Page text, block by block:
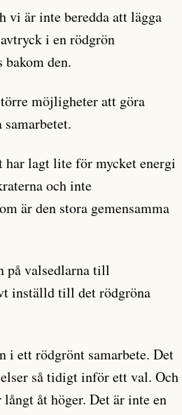
vi är inte beredda att lägga
i en rödgrön
den.
möjligheter att göra
lagt lite för mycket energi
och inte
är den stora gemensamma
på valsedlarna till
inställd till det rödgröna
i ett rödgrönt samarbete. Det
så tidigt inför ett val. Och
åt höger. Det är inte en